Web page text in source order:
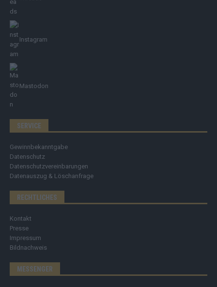
Instagram
Mastodon
SERVICE
Gewinnbekanntgabe
Datenschutz
Datenschutzvereinbarungen
Datenauszug & Löschanfrage
RECHTLICHES
Kontakt
Presse
Impressum
Bildnachweis
MESSENGER